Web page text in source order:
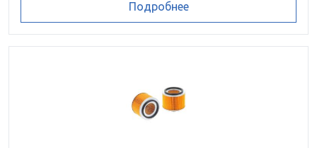
Подробнее